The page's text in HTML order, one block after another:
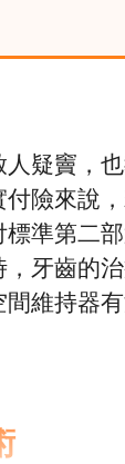
疑竇，
險來說
準第二
牙齒的
維持器有